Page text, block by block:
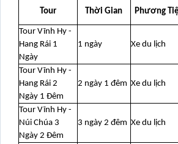
Tour Thời Gian Phương
Tour Vĩnh Hy -
Hang Rái 1
Ngày
1 ngày Xe du lịch
Tour Vĩnh Hy -
Hang Rái 2
Ngày 1 Đêm
2 ngày 1 đêm Xe du lịch
Tour Vĩnh Hy -
Núi Chúa 3
Ngày 2 Đêm
3 ngày 2 đêm Xe du lịch